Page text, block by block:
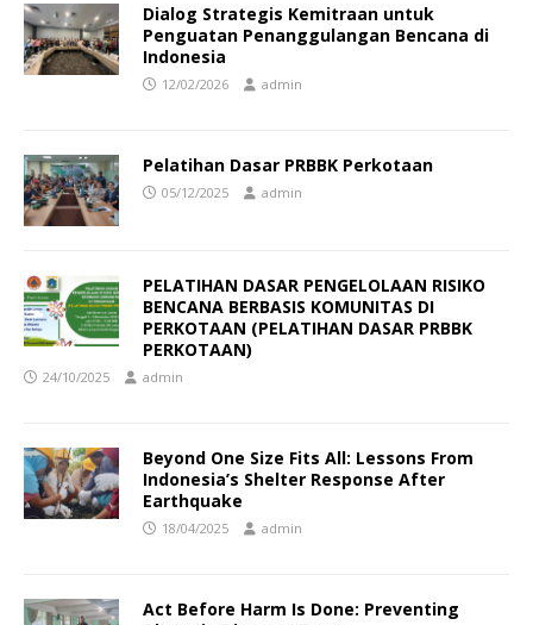
Dialog Strategis Kemitraan untuk
Penguatan Penanggulangan Bencana di
Indonesia
12/02/2026 admin
Pelatihan Dasar PRBBK Perkotaan
05/12/2025 admin
PELATIHAN DASAR PENGELOLAAN RISIKO
BENCANA BERBASIS KOMUNITAS DI
PERKOTAAN (PELATIHAN DASAR PRBBK
PERKOTAAN)
24/10/2025 admin
Beyond One Size Fits All: Lessons From
Indonesia’s Shelter Response After
Earthquake
18/04/2025 admin
Act Before Harm Is Done: Preventing